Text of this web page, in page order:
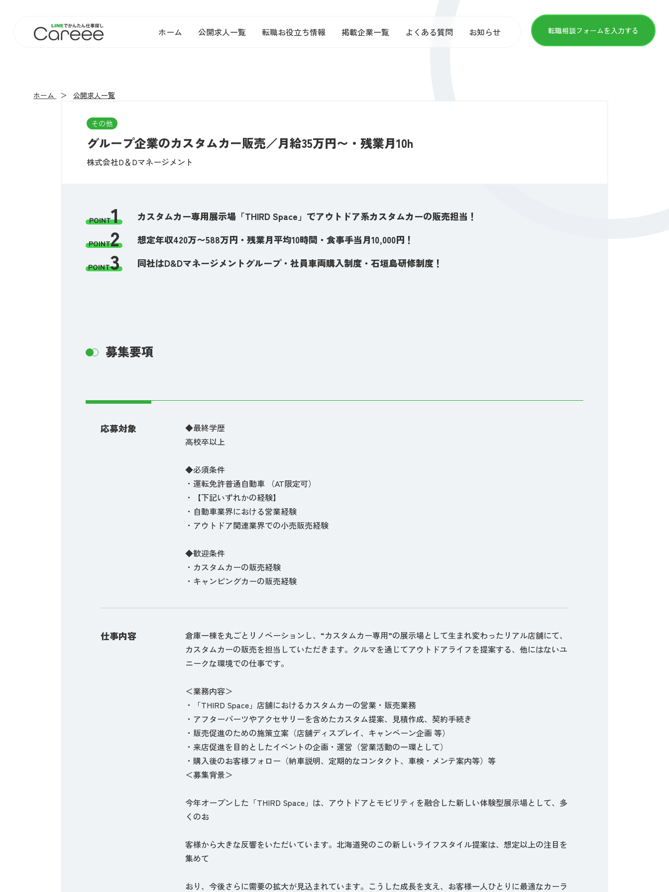
ホーム 公開求人一覧 転職お役立ち情報 掲載企業一覧 よくある質問 お知らせ 転職相談フォームを入力する
ホーム 公開求人一覧
その他
グループ企業のカスタムカー販売／月給35万円〜・残業月10h
株式会社D＆Dマネージメント
POINT1 カスタムカー専用展示場「THIRD Space」でアウトドア系カスタムカーの販売担当！
POINT2 想定年収420万〜588万円・残業月平均10時間・食事手当月10,000円！
POINT3 同社はD&Dマネージメントグループ・社員車両購入制度・石垣島研修制度！
募集要項
応募対象
◆最終学歴
高校卒以上
◆必須条件
・運転免許普通自動車 （AT限定可）
・【下記いずれかの経験】
・自動車業界における営業経験
・アウトドア関連業界での小売販売経験
◆歓迎条件
・カスタムカーの販売経験
・キャンピングカーの販売経験
仕事内容
倉庫一棟を丸ごとリノベーションし、“カスタムカー専用”の展示場として生まれ変わったリアル店舗にて、
カスタムカーの販売を担当していただきます。クルマを通じてアウトドアライフを提案する、他にはないユ
ニークな環境での仕事です。
＜業務内容＞
・「THIRD Space」店舗におけるカスタムカーの営業・販売業務
・アフターパーツやアクセサリーを含めたカスタム提案、見積作成、契約手続き
・販売促進のための施策立案（店舗ディスプレイ、キャンペーン企画 等）
・来店促進を目的としたイベントの企画・運営（営業活動の一環として）
・購入後のお客様フォロー（納車説明、定期的なコンタクト、車検・メンテ案内等）等
＜募集背景＞
今年オープンした「THIRD Space」は、アウトドアとモビリティを融合した新しい体験型展示場として、多
くのお
客様から大きな反響をいただいています。北海道発のこの新しいライフスタイル提案は、想定以上の注目を
集めて
おり、今後さらに需要の拡大が見込まれています。こうした成長を支え、お客様一人ひとりに最適なカーラ